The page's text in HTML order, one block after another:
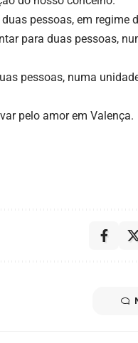
pessoas, em regime
para duas pessoas,
pessoas, numa
pelo amor em Valença.